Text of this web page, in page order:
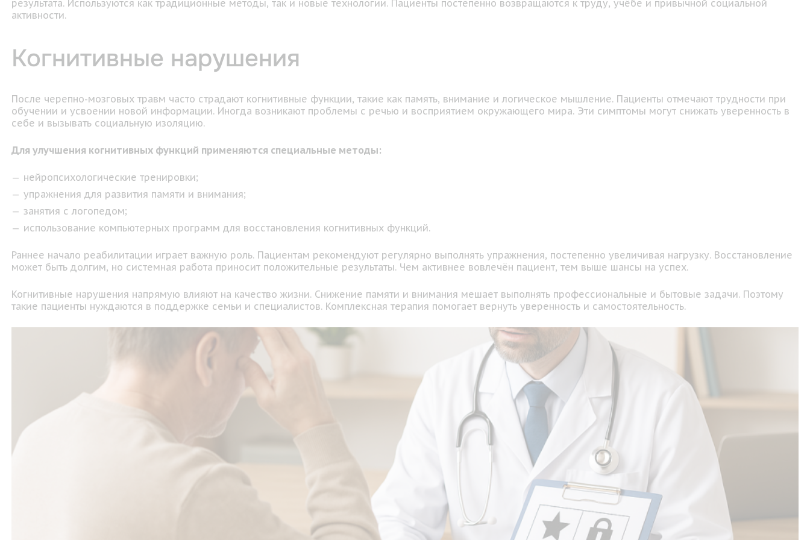
результата. Используются как традиционные методы, так и новые технологии. Пациенты постепенно возвращаются к труду, учёбе и привычной социальной
активности.
Когнитивные нарушения
После черепно-мозговых травм часто страдают когнитивные функции, такие как память, внимание и логическое мышление. Пациенты отмечают трудности при
обучении и усвоении новой информации. Иногда возникают проблемы с речью и восприятием окружающего мира. Эти симптомы могут снижать уверенность в
себе и вызывать социальную изоляцию.
Для улучшения когнитивных функций применяются специальные методы:
нейропсихологические тренировки;
упражнения для развития памяти и внимания;
занятия с логопедом;
использование компьютерных программ для восстановления когнитивных функций.
Раннее начало реабилитации играет важную роль. Пациентам рекомендуют регулярно выполнять упражнения, постепенно увеличивая нагрузку. Восстановление
может быть долгим, но системная работа приносит положительные результаты. Чем активнее вовлечён пациент, тем выше шансы на успех.
Когнитивные нарушения напрямую влияют на качество жизни. Снижение памяти и внимания мешает выполнять профессиональные и бытовые задачи. Поэтому
такие пациенты нуждаются в поддержке семьи и специалистов. Комплексная терапия помогает вернуть уверенность и самостоятельность.